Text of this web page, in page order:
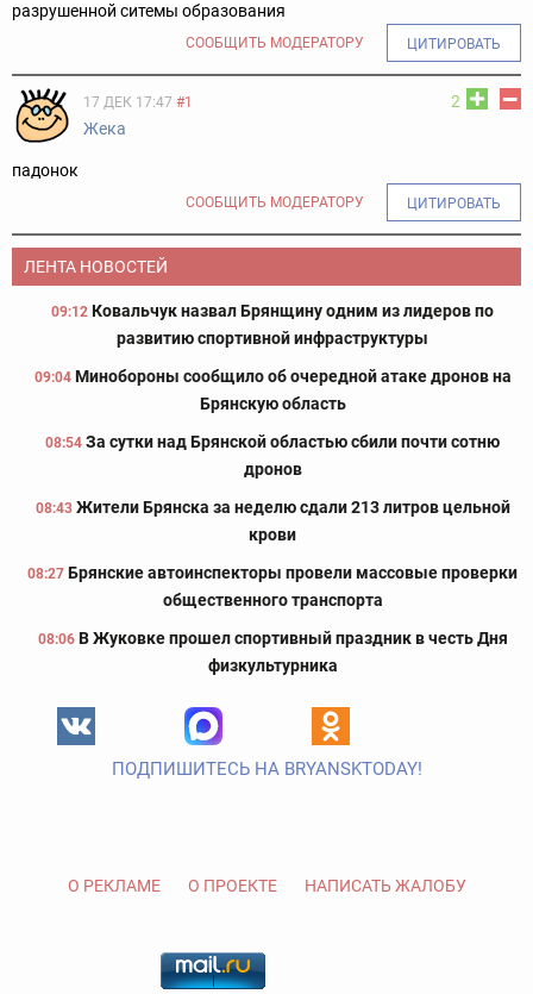
разрушенной ситемы образования
СООБЩИТЬ МОДЕРАТОРУ ЦИТИРОВАТЬ
2
17 ДЕК 17:47 #1
Жека
падонок
СООБЩИТЬ МОДЕРАТОРУ ЦИТИРОВАТЬ
ЛЕНТА НОВОСТЕЙ
09:12 Ковальчук назвал Брянщину одним из лидеров по
развитию спортивной инфраструктуры
09:04 Минобороны сообщило об очередной атаке дронов на
Брянскую область
08:54 За сутки над Брянской областью сбили почти сотню
дронов
08:43 Жители Брянска за неделю сдали 213 литров цельной
крови
08:27 Брянские автоинспекторы провели массовые проверки
общественного транспорта
08:06 В Жуковке прошел спортивный праздник в честь Дня
физкультурника
ПОДПИШИТЕСЬ НА BRYANSKTODAY!
О РЕКЛАМЕ О ПРОЕКТЕ НАПИСАТЬ ЖАЛОБУ